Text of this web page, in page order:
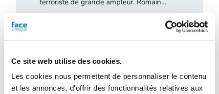
Ce site web utilise des cookies.
Les cookies nous permettent de personnaliser le contenu
et les annonces, d'offrir des fonctionnalités relatives aux
terroriste de grande ampleur. Romain…